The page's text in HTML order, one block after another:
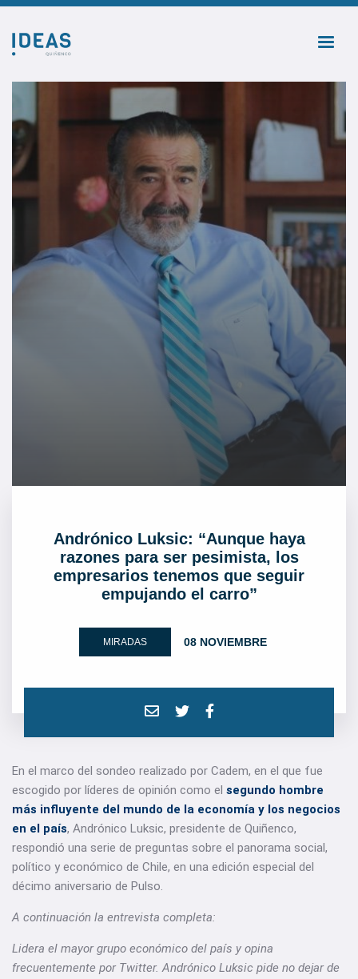
Andrónico Luksic: “Aunque haya
razones para ser pesimista, los
empresarios tenemos que seguir
empujando el carro”
MIRADAS 08 NOVIEMBRE
En el marco del sondeo realizado por Cadem, en el que fue
escogido por líderes de opinión como el segundo hombre
más influyente del mundo de la economía y los negocios
en el país, Andrónico Luksic, presidente de Quiñenco,
respondió una serie de preguntas sobre el panorama social,
político y económico de Chile, en una edición especial del
décimo aniversario de Pulso.
A continuación la entrevista completa:
Lidera el mayor grupo económico del país y opina
frecuentemente por Twitter. Andrónico Luksic pide no dejar de